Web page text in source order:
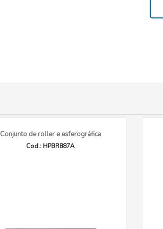
Conjunto de roller e esferográfica
Cod.: HPBR887A